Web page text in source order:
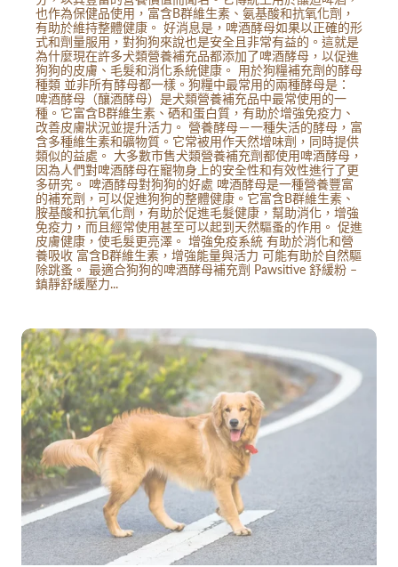
也作為保健品使用，富含B群維生素、氨基酸和抗氧化劑，
有助於維持整體健康。 好消息是，啤酒酵母如果以正確的形
式和劑量服用，對狗狗來說也是安全且非常有益的。這就是
為什麼現在許多犬類營養補充品都添加了啤酒酵母，以促進
狗狗的皮膚、毛髮和消化系統健康。 用於狗糧補充劑的酵母
種類 並非所有酵母都一樣。狗糧中最常用的兩種酵母是：
啤酒酵母（釀酒酵母）是犬類營養補充品中最常使用的一
種。它富含B群維生素、硒和蛋白質，有助於增強免疫力、
改善皮膚狀況並提升活力。 營養酵母－一種失活的酵母，富
含多種維生素和礦物質。它常被用作天然增味劑，同時提供
類似的益處。 大多數市售犬類營養補充劑都使用啤酒酵母，
因為人們對啤酒酵母在寵物身上的安全性和有效性進行了更
多研究。 啤酒酵母對狗狗的好處 啤酒酵母是一種營養豐富
的補充劑，可以促進狗狗的整體健康。它富含B群維生素、
胺基酸和抗氧化劑，有助於促進毛髮健康，幫助消化，增強
免疫力，而且經常使用甚至可以起到天然驅蚤的作用。 促進
皮膚健康，使毛髮更亮澤。 增強免疫系統 有助於消化和營
養吸收 富含B群維生素，增強能量與活力 可能有助於自然驅
除跳蚤。 最適合狗狗的啤酒酵母補充劑 Pawsitive 舒緩粉 –
鎮靜舒緩壓力...